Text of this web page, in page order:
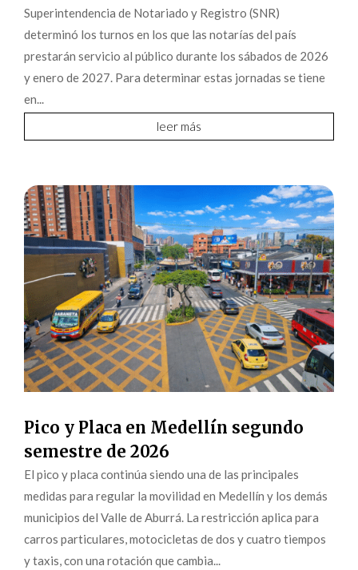
Superintendencia de Notariado y Registro (SNR)
determinó los turnos en los que las notarías del país
prestarán servicio al público durante los sábados de 2026
y enero de 2027. Para determinar estas jornadas se tiene
en...
leer más
Pico y Placa en Medellín segundo
semestre de 2026
El pico y placa continúa siendo una de las principales
medidas para regular la movilidad en Medellín y los demás
municipios del Valle de Aburrá. La restricción aplica para
carros particulares, motocicletas de dos y cuatro tiempos
y taxis, con una rotación que cambia...